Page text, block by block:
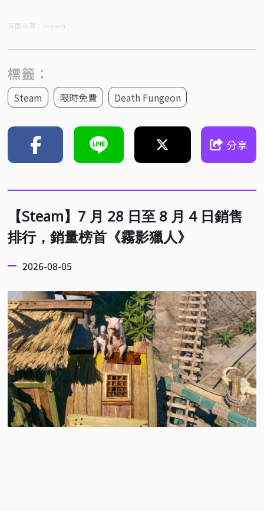
首圖來源：Steam
標籤：
Steam 限時免費 Death Fungeon
分享
【Steam】7 月 28 日至 8 月 4 日銷售
排行，銷量榜首《霧影獵人》
2026-08-05